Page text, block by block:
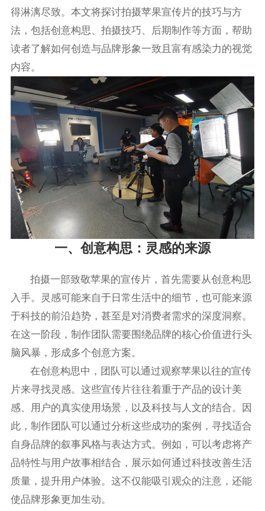
得淋漓尽致。本文将探讨拍摄苹果宣传片的技巧与方
法，包括创意构思、拍摄技巧、后期制作等方面，帮助
读者了解如何创造与品牌形象一致且富有感染力的视觉
内容。
一、创意构思：灵感的来源
拍摄一部致敬苹果的宣传片，首先需要从创意构思
入手。灵感可能来自于日常生活中的细节，也可能来源
于科技的前沿趋势，甚至是对消费者需求的深度洞察。
在这一阶段，制作团队需要围绕品牌的核心价值进行头
脑风暴，形成多个创意方案。
在创意构思中，团队可以通过观察苹果以往的宣传
片来寻找灵感。这些宣传片往往着重于产品的设计美
感、用户的真实使用场景，以及科技与人文的结合。因
此，制作团队可以通过分析这些成功的案例，寻找适合
自身品牌的叙事风格与表达方式。例如，可以考虑将产
品特性与用户故事相结合，展示如何通过科技改善生活
质量，提升用户体验。这不仅能吸引观众的注意，还能
使品牌形象更加生动。